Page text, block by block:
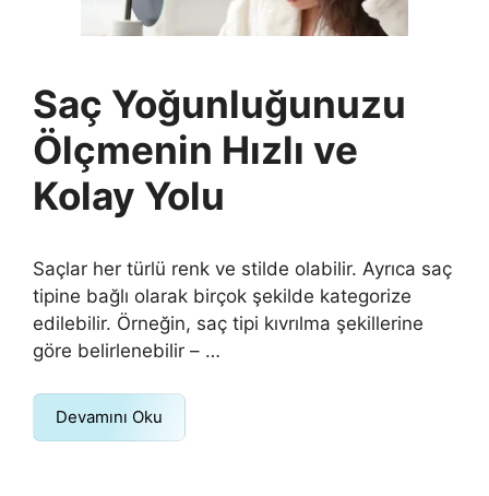
Saç Yoğunluğunuzu
Ölçmenin Hızlı ve
Kolay Yolu
Saçlar her türlü renk ve stilde olabilir. Ayrıca saç
tipine bağlı olarak birçok şekilde kategorize
edilebilir. Örneğin, saç tipi kıvrılma şekillerine
göre belirlenebilir – …
Devamını Oku